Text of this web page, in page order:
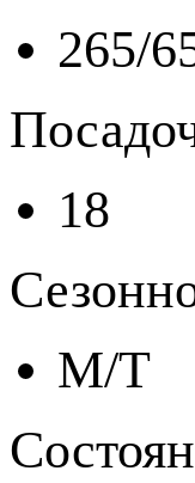
265/
18
M/T